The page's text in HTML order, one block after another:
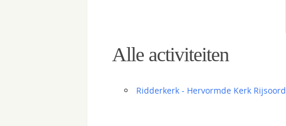
Alle activiteiten
Ridderkerk - Hervormde Kerk Rijsoord